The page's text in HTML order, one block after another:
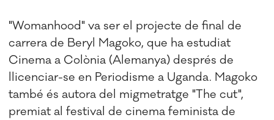
"Womanhood" va ser el projecte de final de
carrera de Beryl Magoko, que ha estudiat
Cinema a Colònia (Alemanya) després de
llicenciar-se en Periodisme a Uganda. Magoko
també és autora del migmetratge "The cut",
premiat al festival de cinema feminista de